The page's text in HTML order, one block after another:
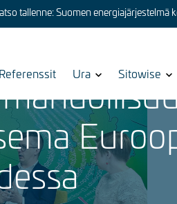
tallenne: Suomen
Referenssit
Show
for
Ura
Show
for
Sitowise